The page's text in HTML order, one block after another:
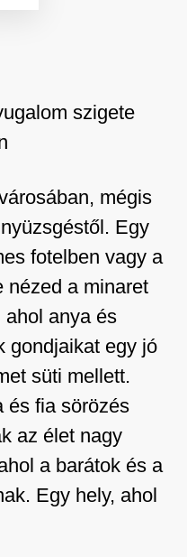
szigete
mégis
Egy
fotelben vagy a
nézed a minaret
ahol anya és
gondjaikat egy jó
süti mellett.
és fia sörözés
az élet nagy
a barátok és a
Egy hely, ahol